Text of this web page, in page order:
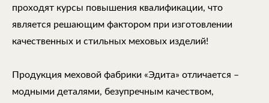
проходят курсы повышения квалификации, что
является решающим фактором при изготовлении
качественных и стильных меховых изделий!
Продукция меховой фабрики «Эдита» отличается –
модными деталями, безупречным качеством,